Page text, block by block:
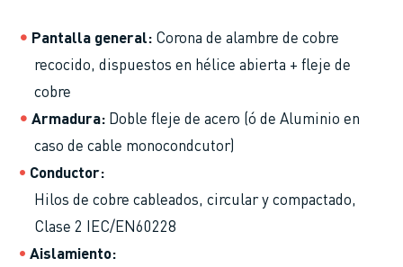
Pantalla general Corona de alambre de cobre
recocido, dispuestos en hélice abierta + fleje de
cobre
Armadura Doble fleje de acero (ó de Aluminio en
caso de cable monocondcutor)
Conductor
Hilos de cobre cableados, circular y compactado,
Clase 2 IEC/EN60228
Aislamiento